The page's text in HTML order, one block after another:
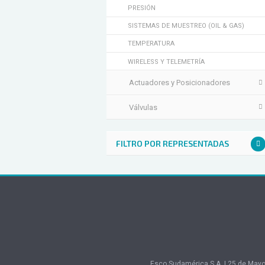
ESCO Sudamérica
PRESIÓN
SISTEMAS DE MUESTREO (OIL & GAS)
TEMPERATURA
WIRELESS Y TELEMETRÍA
Actuadores y Posicionadores
Válvulas
FILTRO POR REPRESENTADAS